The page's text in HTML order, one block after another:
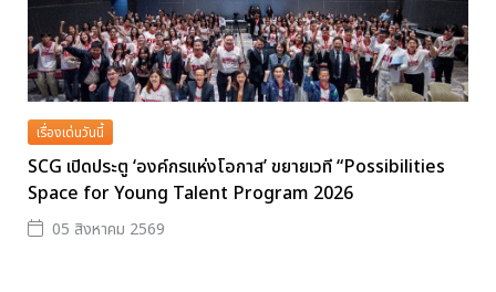
เรื่องเด่นวันนี้
SCG เปิดประตู ‘องค์กรแห่งโอกาส’ ขยายเวที “Possibilities
Space for Young Talent Program 2026
05 สิงหาคม 2569